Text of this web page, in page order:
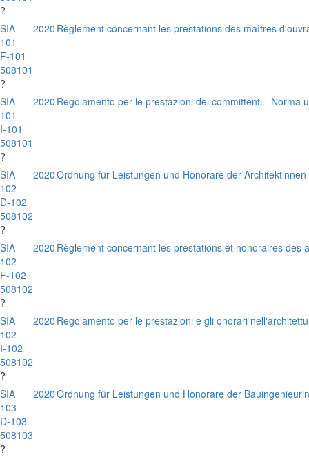
?
SIA
101
F-101
508101
?
2020 Règlement concernant les prestations des maîtres
SIA
101
I-101
508101
?
2020 Regolamento per le prestazioni dei committenti - Norma
SIA
102
D-102
508102
?
2020Ordnung für Leistungen und Honorare der
SIA
102
F-102
508102
?
2020 Règlement concernant les prestations et honoraires des
SIA
102
I-102
508102
?
2020 Regolamento per le prestazioni e gli onorari
SIA
103
D-103
508103
?
2020Ordnung für Leistungen und Honorare der